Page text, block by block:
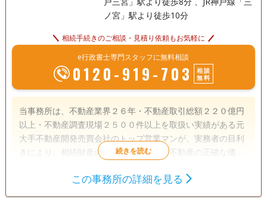
ノ宮」駅より徒歩10分
相続手続きのご相談・見積り依頼もお気軽に
e行政書士専門スタッフに無料相談
0120-919-703
相談
無料
当事務所は、不動産業界２６年・不動産取引総額２２０億円
以上・不動産調査現場２５００件以上を取扱い実績がある元
大手不動産開発売買会社のトップ営業マンが、実務者の目利
きにより、相続財産の大半を占める相続不動産の正確な価値
遺産分割
この事務所の詳細を見る